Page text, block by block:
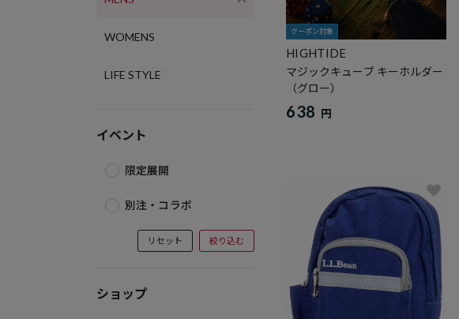
WOMENS
LIFE STYLE
イベント
限定展開
別注・コラボ
リセット 絞り込む
ショップ
クーポン対象
HIGHTIDE
マジックキューブ キーホルダー
（グロー）
638 円